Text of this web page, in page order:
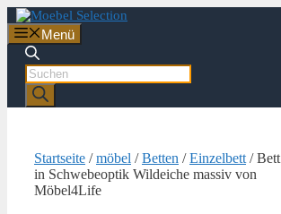
Zum
Inhalt
springen
Menü
Products
search
Startseite /möbel /Betten /Einzelbett / Bett
in Schwebeoptik Wildeiche massiv von
Möbel4Life